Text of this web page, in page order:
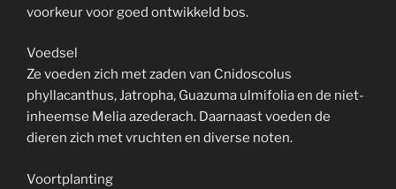
voorkeur voor goed ontwikkeld bos.
Voedsel
Ze voeden zich met zaden van Cnidoscolus
phyllacanthus, Jatropha, Guazuma ulmifolia en de niet-
inheemse Melia azederach. Daarnaast voeden de
dieren zich met vruchten en diverse noten.
Voortplanting